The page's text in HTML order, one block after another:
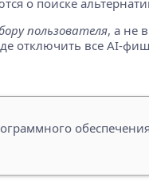
пользователя, а не
отключить все AI-